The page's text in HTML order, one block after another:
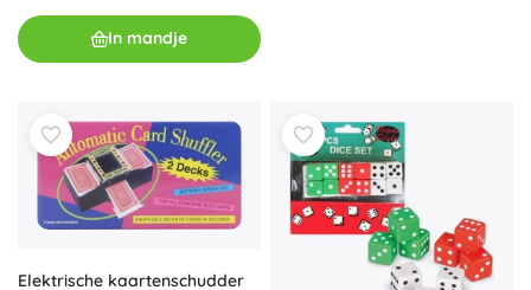
In mandje
Elektrische kaartenschudder